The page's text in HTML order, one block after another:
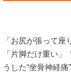
「お尻が張って座
「片脚だけ重い」
うした“坐骨神経